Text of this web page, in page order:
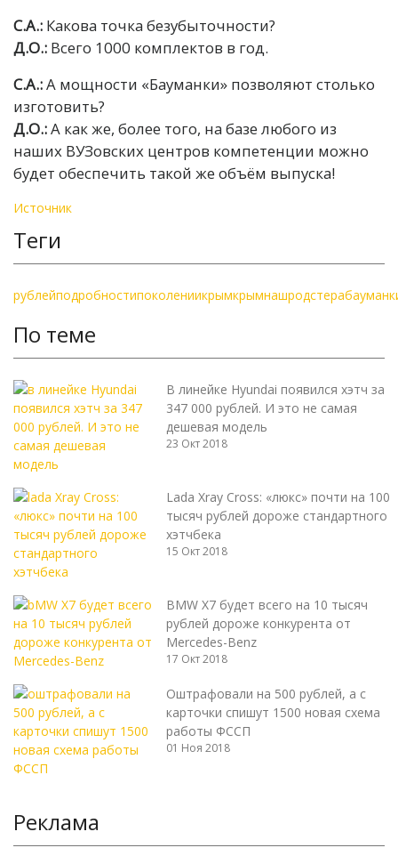
С.А.: Какова точка безубыточности?
Д.О.: Всего 1000 комплектов в год.
С.А.:А мощности «Бауманки» позволяют столько
изготовить?
Д.О.:А как же, более того, на базе любого из
наших ВУЗовских центров компетенции можно
будет обеспечить такой же объём выпуска!
Источник
Теги
рублейподробностипоколениикрымкрымнашродстера
По теме
В линейке Hyundai появился хэтч за
347 000 рублей. И это не самая
дешевая модель
23 Окт 2018
Lada Xray Cross: «люкс» почти на 100
тысяч рублей дороже стандартного
хэтчбека
15 Окт 2018
BMW X7 будет всего на 10 тысяч
рублей дороже конкурента от
Mercedes-Benz
17 Окт 2018
Оштрафовали на 500 рублей, а с
карточки спишут 1500 новая схема
работы ФССП
01 Ноя 2018
Реклама